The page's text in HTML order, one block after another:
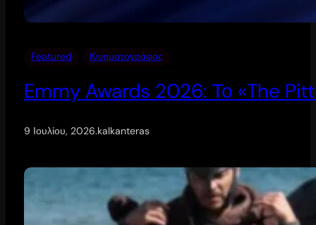
Featured Κινηματογράφος
Emmy Awards 2026: Το «The
9 Ιουλίου, 2026.kalkanteras